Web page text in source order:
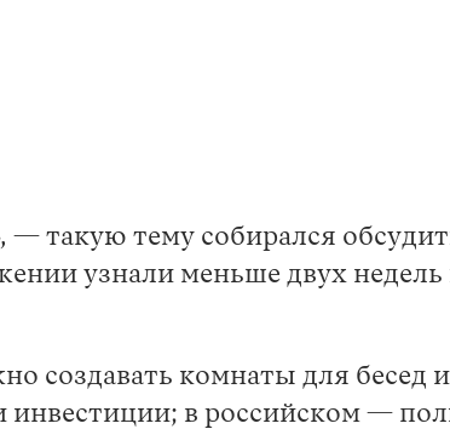
— такую тему собирался
узнали меньше двух недель
создавать комнаты для бесед
инвестиции; в российском —